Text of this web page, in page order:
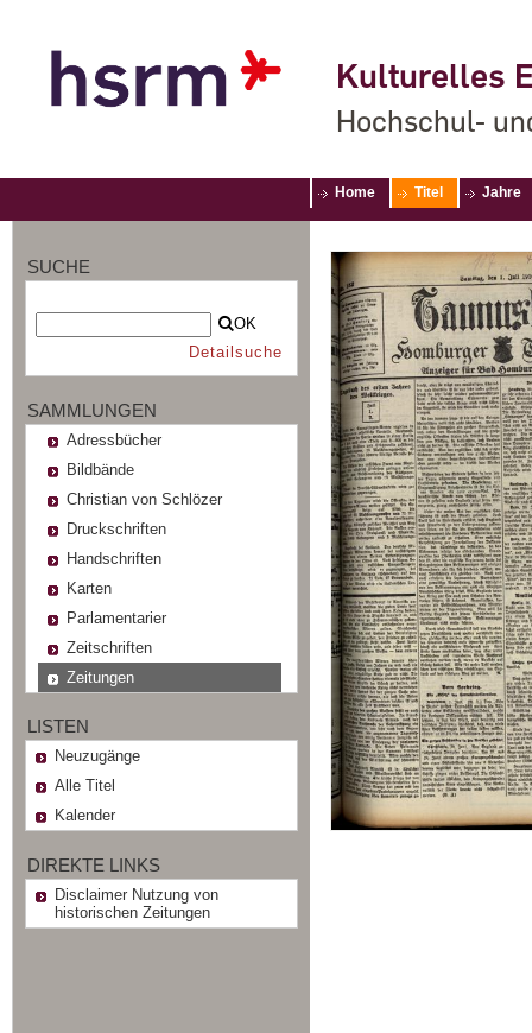
Kulturelles
Hochschul-
Home Titel Jahre
SUCHE
OK
Detailsuche
SAMMLUNGEN
Adressbücher
Bildbände
Christian von Schlözer
Druckschriften
Handschriften
Karten
Parlamentarier
Zeitschriften
Zeitungen
LISTEN
Neuzugänge
Alle Titel
Kalender
DIREKTE LINKS
Disclaimer Nutzung von
historischen Zeitungen